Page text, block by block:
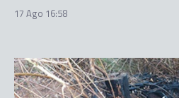
17 Ago 16:58